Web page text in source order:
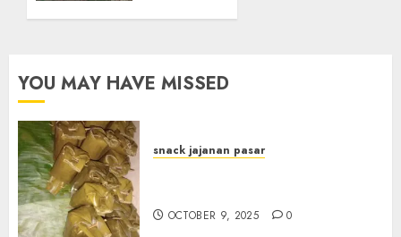
14, 2024
YOU MAY HAVE MISSED
snack jajanan pasar
OCTOBER 9, 2025 0